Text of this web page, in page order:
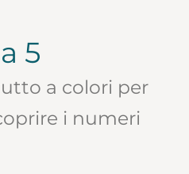
5
a colori per
i numeri